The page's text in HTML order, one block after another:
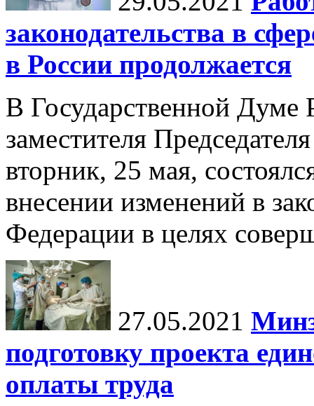
законодательства в
в России продолжается
В Государственной Думе
заместителя
вторник, 25 мая,
внесении изменений в
Федерации в целях
27.05.2021
подготовку проекта
оплаты труда